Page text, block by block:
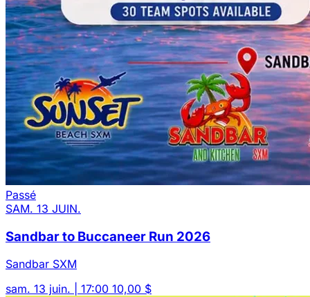
Passé
SAM. 13 JUIN.
Sandbar to Buccaneer Run 2026
Sandbar SXM
sam. 13 juin. | 17:00 10,00 $